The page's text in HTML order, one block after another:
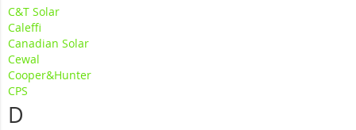
C&T Solar
Caleffi
Canadian Solar
Cewal
Cooper&Hunter
CPS
D